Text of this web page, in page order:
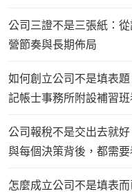
公司三證不是三張紙：
營節奏與長期佈局
如何創立公司不是填表
記帳士事務所附設補習
公司報稅不是交出去就
與每個決策背後，都需
怎麼成立公司不是填表